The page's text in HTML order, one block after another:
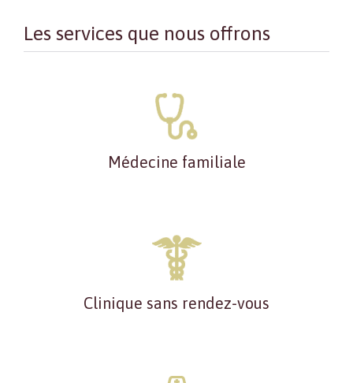
Les services que nous offrons
Médecine familiale
Clinique sans rendez-vous